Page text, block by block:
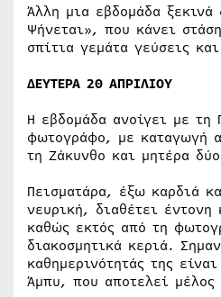
Άλλη μια εβδομάδα ξεκινά
Ψήνεται», που κάνει
σπίτια γεμάτα γεύσεις
ΔΕΥΤΕΡΑ 20 ΑΠΡΙΛΙΟΥ
Η εβδομάδα ανοίγει με
φωτογράφο, με καταγωγή
τη Ζάκυνθο και μητέρα
Πεισματάρα, έξω καρδιά
νευρική, διαθέτει έντονη
καθώς εκτός από τη
διακοσμητικά κεριά.
καθημερινότητάς της
Άμπυ, που αποτελεί μέλος